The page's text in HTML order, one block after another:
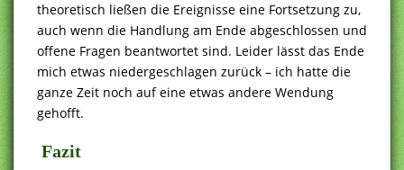
theoretisch ließen die Ereignisse eine Fortsetzung zu,
auch wenn die Handlung am Ende abgeschlossen und
offene Fragen beantwortet sind. Leider lässt das Ende
mich etwas niedergeschlagen zurück – ich hatte die
ganze Zeit noch auf eine etwas andere Wendung
gehofft.
Fazit